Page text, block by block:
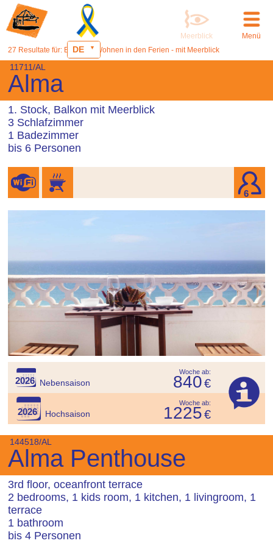
DE
27 Resultate für: Ericeira - Wohnen in den Ferien - mit Meerblick
11711/AL
Alma
1. Stock, Balkon mit Meerblick
3 Schlafzimmer
1 Badezimmer
bis 6 Personen
6
2026 Nebensaison
2026 Hochsaison
Woche ab:
840€
Woche ab:
1225€
144518/AL
Alma Penthouse
3rd floor, oceanfront terrace
2 bedrooms, 1 kids room, 1 kitchen, 1 livingroom, 1
terrace
1 bathroom
bis 4 Personen
Meerblick Menü